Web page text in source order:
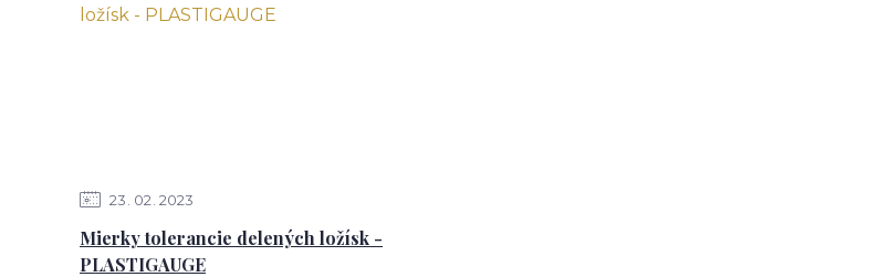
23 02 2023
Mierky tolerancie delených ložísk -
PLASTIGAUGE